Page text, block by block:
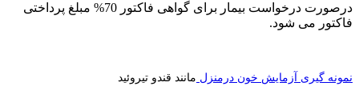
درصورت درخواست بیمار برای گواهی فاکتور 70% مبلغ پرداختی
فاکتور می شود.
نمونه گیری آزمایش خون درمنزل مانند قندو تیروئید